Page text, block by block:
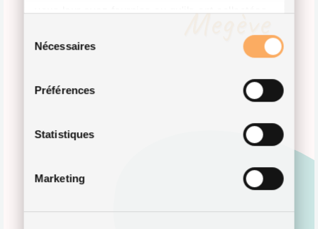
vous leur avez fournies ou qu'ils ont collectées
Nécessaires
Préférences
Statistiques
Marketing
Megève